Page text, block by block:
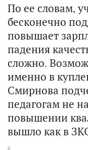
По ее словам,
бесконечно
повышает
падения
сложно.
именно в
Смирнова
педагогам не
повышении
вышло как в